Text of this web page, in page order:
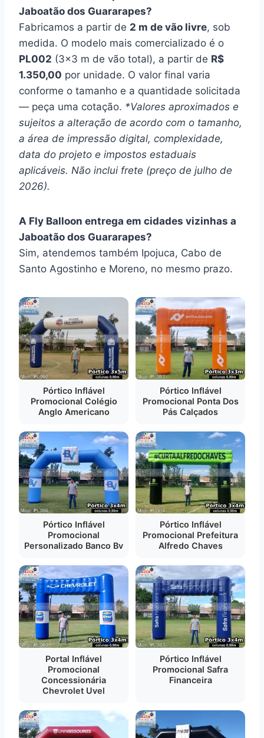
Jaboatão dos Guararapes?
Fabricamos a partir de 2 m de vão livre, sob
medida. O modelo mais comercializado é o
PL002 (3×3 m de vão total), a partir de R$
1.350,00 por unidade. O valor final varia
conforme o tamanho e a quantidade solicitada
— peça uma cotação. *Valores aproximados e
sujeitos a alteração de acordo com o tamanho,
a área de impressão digital, complexidade,
data do projeto e impostos estaduais
aplicáveis. Não inclui frete (preço de julho de
2026).
A Fly Balloon entrega em cidades vizinhas a
Jaboatão dos Guararapes?
Sim, atendemos também Ipojuca, Cabo de
Santo Agostinho e Moreno, no mesmo prazo.
Pórtico Inflável
Promocional Colégio
Anglo Americano
Pórtico Inflável
Promocional Ponta Dos
Pás Calçados
Pórtico Inflável
Promocional
Personalizado Banco Bv
Pórtico Inflável
Promocional Prefeitura
Alfredo Chaves
Portal Inflável
Promocional
Concessionária
Chevrolet Uvel
Pórtico Inflável
Promocional Safra
Financeira